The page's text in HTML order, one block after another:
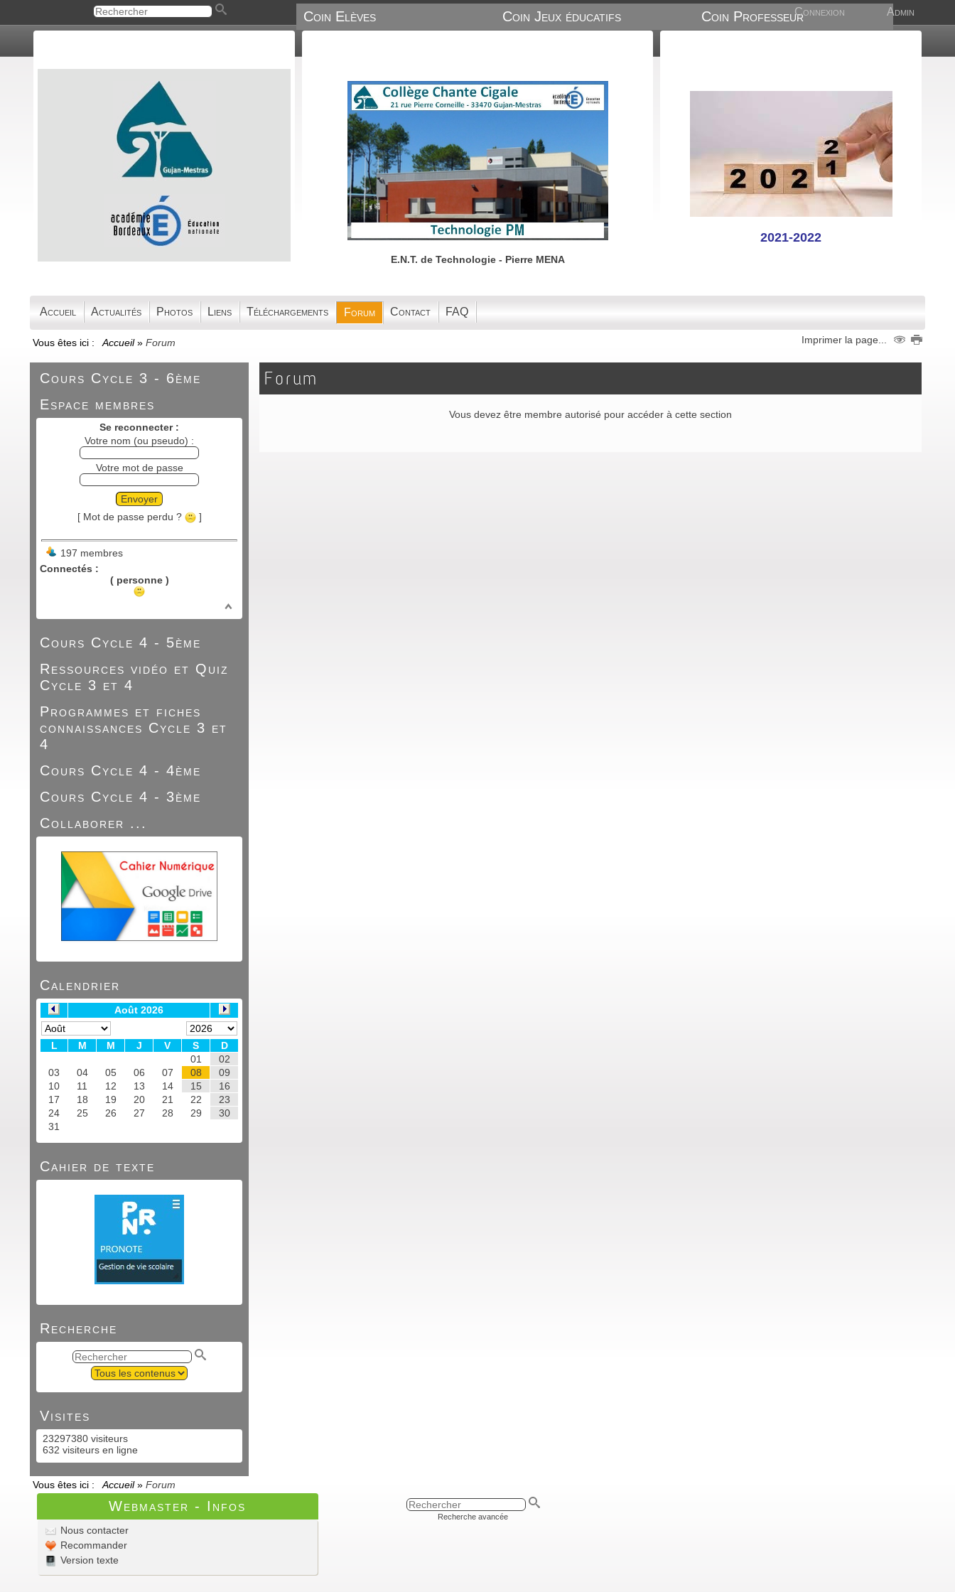
Coin Elèves Coin Jeux éducatifs Coin Professeur
E.N.T. de Technologie - Pierre MENA
2021-2022
Admin
Accueil Actualités
Connexion
Photos Liens Téléchargements Forum Contact FAQ
Vous êtes ici : Accueil» Forum Imprimer la page...
Cours Cycle 3 - 6ème
Espace membres
Se reconnecter :
Votre nom (ou pseudo) :
Votre mot de passe
Envoyer
[ Mot de passe perdu ?
]
197 membres
Connectés :
( personne )
Cours Cycle 4 - 5ème
Ressources vidéo et Quiz
Cycle 3 et 4
Programmes et fiches
connaissances Cycle 3 et
4
Cours Cycle 4 - 4ème
Cours Cycle 4 - 3ème
Collaborer ...
Calendrier
Cahier de texte
Recherche
Visites
23297380 visiteurs
632 visiteurs en ligne
Forum
Vous devez être membre autorisé pour accéder à cette section
Vous êtes ici : Accueil» Forum
Webmaster - Infos
Nous contacter
Recommander
Version texte
Recherche avancée